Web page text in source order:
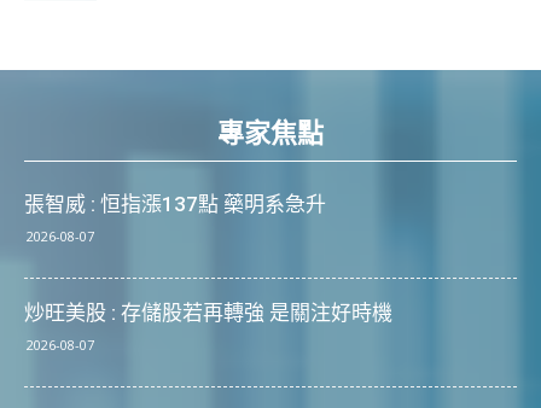
專家焦點
張智威 : 恒指漲137點 藥明系急升
2026-08-07
炒旺美股 : 存儲股若再轉強 是關注好時機
2026-08-07